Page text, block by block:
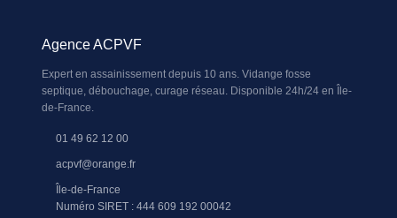
Agence ACPVF
Expert en assainissement depuis 10 ans. Vidange fosse
septique, débouchage, curage réseau. Disponible 24h/24 en Île-
de-France.
01 49 62 12 00
acpvf@orange.fr
Île-de-France
Numéro SIRET : 444 609 192 00042